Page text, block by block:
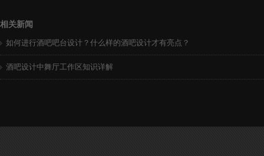
相关新闻
如何进行酒吧吧台设计？什么样的酒吧设计才有亮点？
酒吧设计中舞厅工作区知识详解